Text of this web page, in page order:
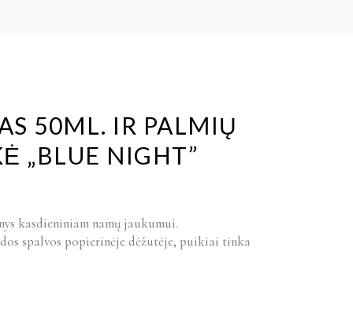
50ML. IR PALMIŲ
„BLUE NIGHT”
kasdieniniam namų jaukumui.
spalvos popierinėje dėžutėje, puikiai tinka